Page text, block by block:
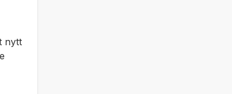
nytt